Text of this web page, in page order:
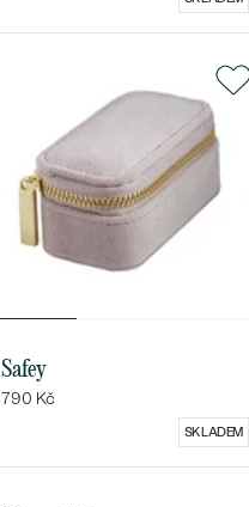
Safey
790 Kč
SKLADEM